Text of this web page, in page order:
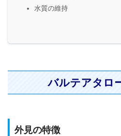
水質の維持
バルテアタロ
外見の特徴